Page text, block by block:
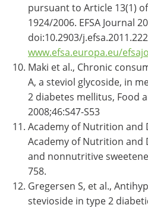
pursuant to Article 13(1)
1924/2006. EFSA Journal
doi:10.2903/
www.efsa.europa.eu/
Maki et al., Chronic
A, a steviol glycoside, in
2 diabetes mellitus, Food
2008;46:S47-S53
Academy of Nutrition and
Academy of Nutrition and
and nonnutritive
758.
Gregersen S, et al.,
stevioside in type 2